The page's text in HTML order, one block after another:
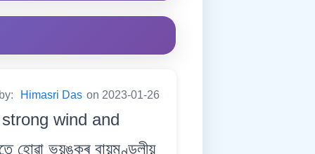
Himasri Das on 2023-01-26
wind and
হোৱা ভয়ঙ্কৰ বায়ুমণ্ডলীয়